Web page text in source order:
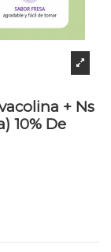
+ Ns
10% De